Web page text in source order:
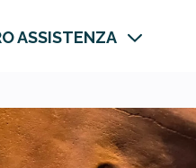
ASSISTENZA